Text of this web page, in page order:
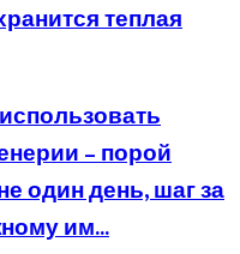
теплая
– порой
один день, шаг за
им...